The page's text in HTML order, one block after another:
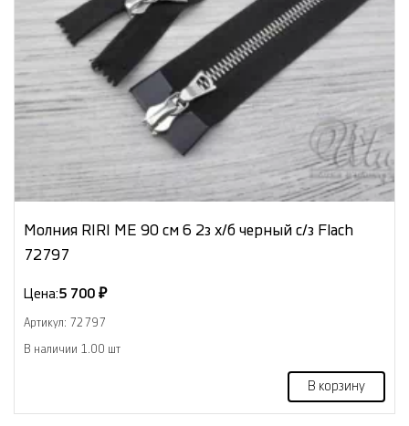
Молния RIRI МЕ 90 см 6 2з х/б черный с/з Flach
72797
Цена:5 700 ₽
Артикул: 72797
В наличии 1.00 шт
В корзину